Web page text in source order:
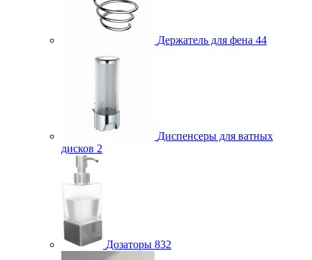
Держатель для фена 44
Диспенсеры для ватных
дисков 2
Дозаторы 832